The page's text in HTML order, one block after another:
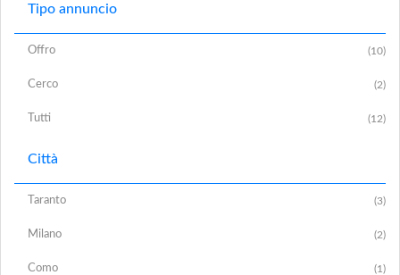
Tipo annuncio
Offro (10)
Cerco (2)
Tutti (12)
Città
Taranto (3)
Milano (2)
Como (1)